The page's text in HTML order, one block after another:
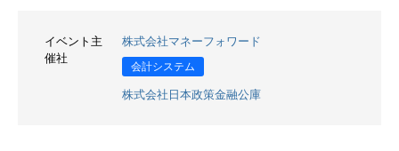
イベント主
催社
株式会社マネーフォワード
会計システム
株式会社日本政策金融公庫